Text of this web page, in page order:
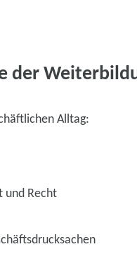
der
Alltag:
und Recht